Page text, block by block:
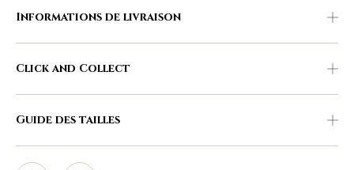
Informations de livraison
Click and Collect
Guide des tailles